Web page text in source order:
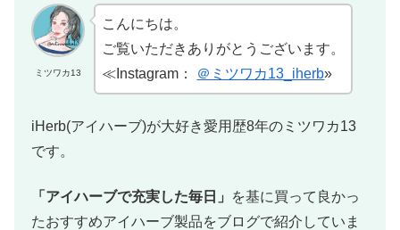
ミツワカ13
こんにちは。
ご覧いただきありがとうございます。
≪Instagram： ＠ミツワカ13_iherb»
iHerb(アイハーブ)が大好き愛用歴8年のミツワカ13
です。
「アイハーブで充実した毎日」
を基に買って良かっ
たおすすめアイハーブ製品をブログで紹介していま